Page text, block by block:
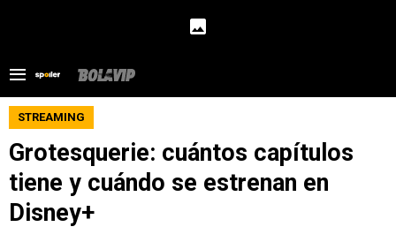
STREAMING
Grotesquerie: cuántos capítulos
tiene y cuándo se estrenan en
Disney+